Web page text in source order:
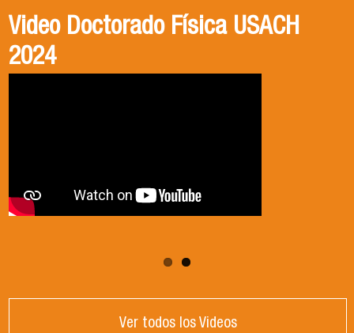
Video Magíster Física USACH 2024
Video Doctorado Física USACH
2024
Ver todos los Videos